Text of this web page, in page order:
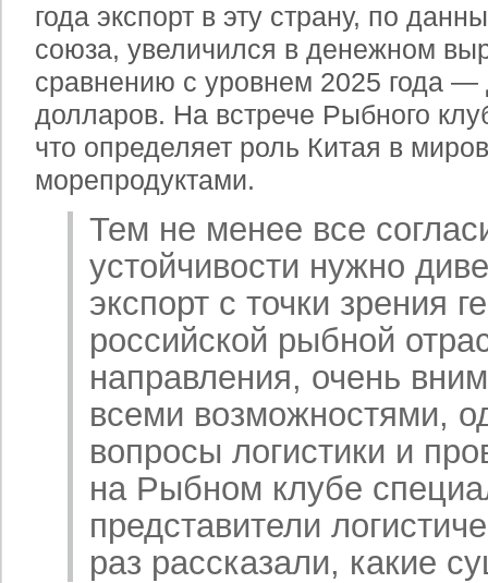
года экспорт в эту страну, по
союза, увеличился в денежном
сравнению с уровнем 2025 года
долларов. На встрече Рыбного
что определяет роль Китая в
морепродуктами.
Тем не менее все
устойчивости нужно
экспорт с точки зрения
российской рыбной
направления, очень
всеми возможностями,
вопросы логистики и
на Рыбном клубе
представители
раз рассказали, какие